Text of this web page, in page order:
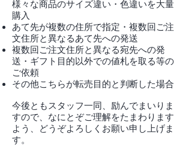
様々な商品のサイズ違い・色違いを大量
購入
あて先が複数の住所で指定・複数回ご注
文住所と異なるあて先への発送
複数回ご注文住所と異なる宛先への発
送・ギフト目的以外での値札を取る等の
ご依頼
その他こちらが転売目的と判断した場合
今後ともスタッフ一同、励んでまいりま
すので、なにとぞご理解をたまわります
よう、どうぞよろしくお願い申し上げま
す。